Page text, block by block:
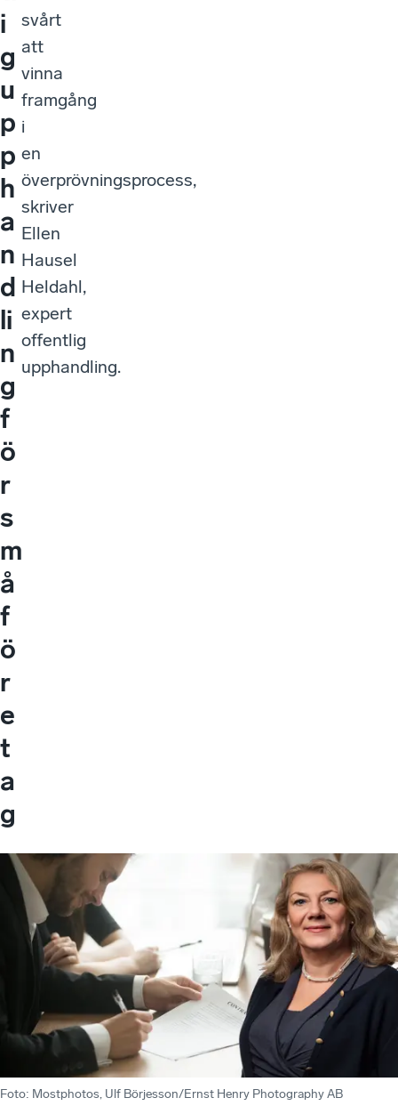
i
g
u
p
p
h
a
n
d
li
n
g
f
ö
r
s
m
å
f
ö
r
e
t
a
g
svårt
att
vinna
framgång
i
en
överprövningsprocess,
skriver
Ellen
Hausel
Heldahl,
expert
offentlig
upphandling.
Foto: Mostphotos, Ulf Börjesson/Ernst Henry Photography AB